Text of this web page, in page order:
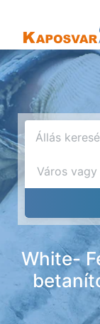
White-